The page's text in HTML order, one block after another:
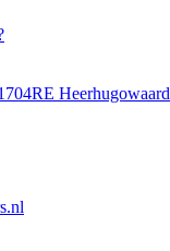
Heerhugowaard